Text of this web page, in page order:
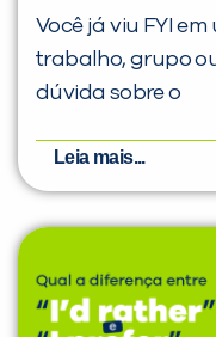
Você já viu FYI
trabalho, grupo
dúvida sobre o
Leia mais...